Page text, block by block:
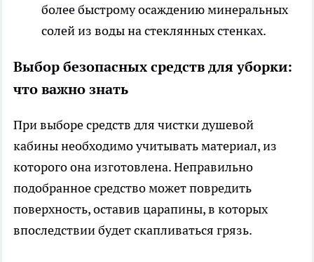
более быстрому осаждению минеральных
солей из воды на стеклянных стенках.
Выбор безопасных средств для уборки:
что важно знать
При выборе средств для чистки душевой
кабины необходимо учитывать материал, из
которого она изготовлена. Неправильно
подобранное средство может повредить
поверхность, оставив царапины, в которых
впоследствии будет скапливаться грязь.